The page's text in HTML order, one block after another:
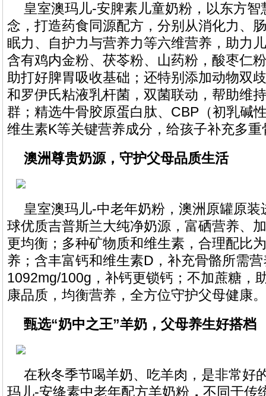
皇室澳玛儿-安脾素儿童奶粉，以东方智
念，打造药食同源配方，分别从消化力、
眠力、自护力与营养力等六维营养，助力
含有鸡内金粉、茯苓粉、山药粉，酸枣仁
助打好脾胃吸收基础；还特别添加动物双
和罗伊氏粘液乳杆菌，双菌联动，帮助维
群；精选牛骨胶原蛋白肽、CBP（初乳碱
维生素K等关键营养成分，给孩子补充多
澳洲尊贵奶源，守护父母品质生活
皇室澳玛儿-中老年奶粉，澳洲原罐原
球优质吉普斯兰大纯净奶源，富硒营养、
更均衡；多种矿物质和维生素，合理配比
养；含丰富钙和维生素D，补充骨骼所需
1092mg/100g，补钙更锁钙；不加蔗糖，
康品质，均衡营养，全方位守护父母健康。
甄选“奶中之王”羊奶，父母养生好搭档
在秋冬季节喝羊奶、吃羊肉，是非常好
玛儿-安绛素中老年配方羊奶粉 ， 不同于传